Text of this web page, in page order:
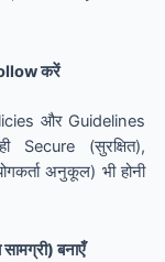
करें
और Guidelines
(सुरक्षित),
अनुकूल) भी होनी
बनाएँ